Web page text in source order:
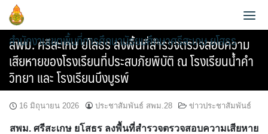
Skip
content
ประวัติความเป็นมา
สำนักงานเขตพื้นที่การศึกษามัธยมศึกษาศรีสะเกษ ยโสธร
สพม. ศรีสะเกษ ยโสธร ลงพื้นที่สำรวจตรวจสอบความ
เสียหายของโรงเรียนที่ประสบภัยพิบัติ ณ โรงเรียนน้ำคำ
วิทยา และ โรงเรียนบึงบูรพ์
16 มิถุนายน 2026 ประชาสัมพันธ์ สพม.28 ข่าวประชาสัมพันธ์
สพม. ศรีสะเกษ ยโสธร ลงพื้นที่สำรวจตรวจสอบความเสียหาย